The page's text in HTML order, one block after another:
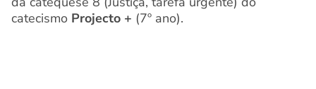
catecismo Projecto + (7º ano).